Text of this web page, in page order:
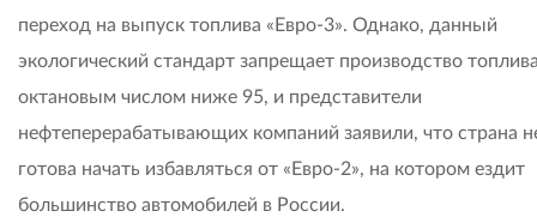
переход на выпуск топлива «Евро-3». Однако, данный
экологический стандарт запрещает производство
октановым числом ниже 95, и представители
нефтеперерабатывающих компаний заявили, что страна
готова начать избавляться от «Евро-2», на котором ездит
большинство автомобилей в России.